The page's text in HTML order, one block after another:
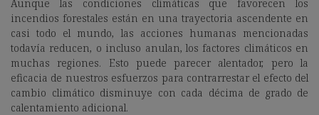
Aunque las condiciones climáticas que favorecen los
incendios forestales están en una trayectoria ascendente en
casi todo el mundo, las acciones humanas mencionadas
todavía reducen, o incluso anulan, los factores climáticos en
muchas regiones. Esto puede parecer alentador, pero la
eficacia de nuestros esfuerzos para contrarrestar el efecto del
cambio climático disminuye con cada décima de grado de
calentamiento adicional.